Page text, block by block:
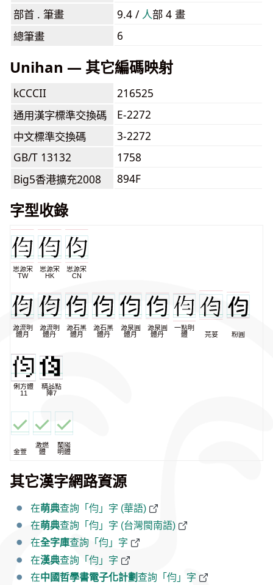
部首 . 筆畫
9.4 / ⼈部 4 畫
總筆畫
6
Unihan — 其它編碼映射
kCCCII
216525
通用漢字標準交換碼
E-2272
中文標準交換碼
3-2272
GB/T 13132
1758
Big5香港擴充2008
894F
字型收錄
思源宋
TW
思源宋
HK
思源宋
CN
源流明
體月
源流明
體丹
源石黑
體月
源石黑
體丹
源泉圓
體月
源泉圓
體丹
一點明
體
芫荽 粉圓
俐方體
11
精品點
陣7
金萱
激燃
體
蘭陽
明體
其它漢字網路資源
在萌典查詢「伨」字 (華語)
在萌典查詢「伨」字 (台灣閩南語)
在全字庫查詢「伨」字
在漢典查詢「伨」字
在中國哲學書電子化計劃查詢「伨」字